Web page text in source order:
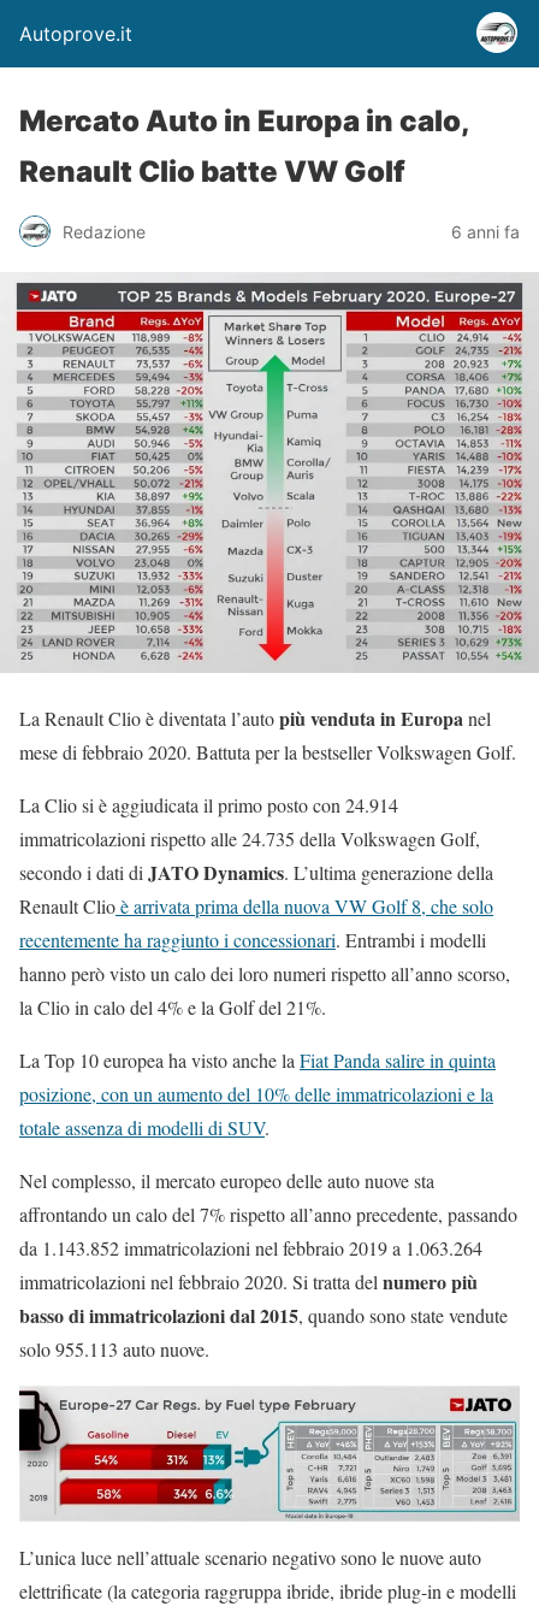
Autoprove.it
Mercato Auto in Europa in calo,
Renault Clio batte VW Golf
Redazione 6 anni fa
La Renault Clio è diventata l’autopiù venduta in Europanel
mese di febbraio 2020. Battuta per la bestseller Volkswagen Golf.
La Clio si è aggiudicata il primo posto con 24.914
immatricolazioni rispetto alle 24.735 della Volkswagen Golf,
secondo i dati diJATO Dynamics. L’ultima generazione della
Renault Clioè arrivata prima della nuova VW Golf 8, che solo
recentemente ha raggiunto i concessionari. Entrambi i modelli
hanno però visto un calo dei loro numeri rispetto all’anno scorso,
la Clio in calo del 4% e la Golf del 21%.
La Top 10 europea ha visto anche laFiat Panda salire in quinta
posizione, con un aumento del 10% delle immatricolazioni e la
totale assenza di modelli di SUV.
Nel complesso, il mercato europeo delle auto nuove sta
affrontando un calo del 7% rispetto all’anno precedente, passando
da 1.143.852 immatricolazioni nel febbraio 2019 a 1.063.264
immatricolazioni nel febbraio 2020. Si tratta delnumero più
basso di immatricolazioni dal 2015, quando sono state vendute
solo 955.113 auto nuove.
L’unica luce nell’attuale scenario negativo sono le nuove auto
elettrificate (la categoria raggruppa ibride, ibride plug-in e modelli